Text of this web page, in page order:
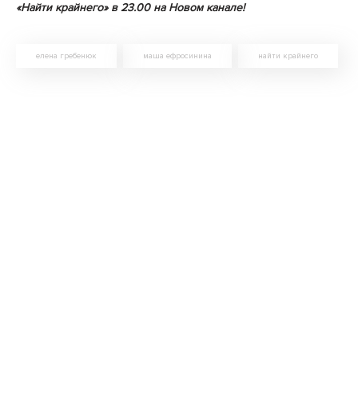
«Найти крайнего» в 23.00 на Новом канале!
елена гребенюк маша ефросинина найти крайнего